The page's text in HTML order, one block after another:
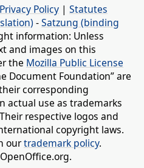
Privacy Policy | Statutes
-Satzung (binding
information: Unless
and images on this
the Mozilla Public License
Document Foundation” are
corresponding
actual use as trademarks
respective logos and
copyright laws.
ourtrademark policy.